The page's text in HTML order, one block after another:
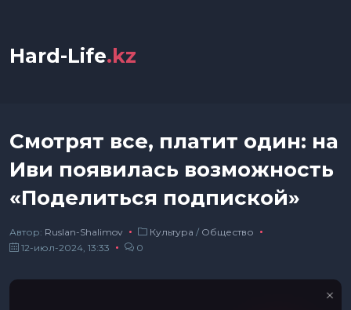
Hard-Life.kz
Смотрят все, платит один: на
Иви появилась возможность
«Поделиться подпиской»
Автор: Ruslan-Shalimov Культура / Общество
12-июл-2024, 13:33
0